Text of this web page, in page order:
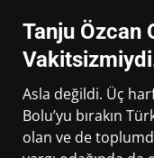
Tanju Özcan
Asla değildi. Üç
Bolu’yu bırakın
olan ve de